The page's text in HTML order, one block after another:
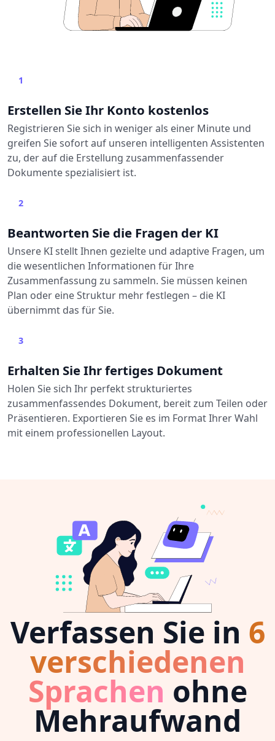
1
Erstellen Sie Ihr Konto kostenlos
Registrieren Sie sich in weniger als einer Minute und
greifen Sie sofort auf unseren intelligenten Assistenten
zu, der auf die Erstellung zusammenfassender
Dokumente spezialisiert ist.
2
Beantworten Sie die Fragen der KI
Unsere KI stellt Ihnen gezielte und adaptive Fragen, um
die wesentlichen Informationen für Ihre
Zusammenfassung zu sammeln. Sie müssen keinen
Plan oder eine Struktur mehr festlegen – die KI
übernimmt das für Sie.
3
Erhalten Sie Ihr fertiges Dokument
Holen Sie sich Ihr perfekt strukturiertes
zusammenfassendes Dokument, bereit zum Teilen oder
Präsentieren. Exportieren Sie es im Format Ihrer Wahl
mit einem professionellen Layout.
Verfassen Sie in 6
verschiedenen
Sprachen ohne
Mehraufwand